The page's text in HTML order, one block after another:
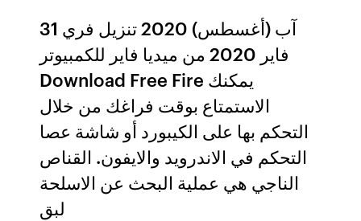
31 آب (أغسطس) 2020 تنزيل فري
فاير 2020 من ميديا فاير للكمبيوتر
Download Free Fire يمكنك
الاستمتاع بوقت فراغك من خلال
التحكم بها على الكيبورد أو شاشة عصا
التحكم في الاندرويد والايفون. القناص
الناجي هي عملية البحث عن الاسلحة
لبق